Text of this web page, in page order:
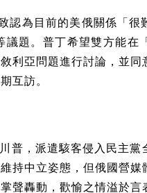
認為目前的美俄關係「很
題。普丁希望雙方能在
利亞問題進行討論，並
互訪。
普，派遣駭客侵入民主黨
持中立姿態，但俄國營媒
聲轟動，歡愉之情溢於言